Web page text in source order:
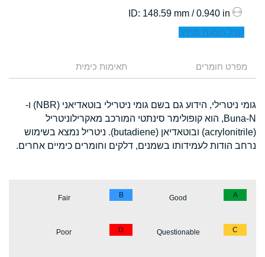
: 148.59 mm / 0.940 in
קבל הצעת מחיר
מפרט חומרים תאימות כימית
גומי ניטרילי, הידוע גם בשם גומי ניטרילי בוטאדיאני (NBR) ו-
Buna-N, הוא קופולימר סינתטי המורכב מאקרילוניטריל
(acrylonitrile) ובוטאדיאן (butadiene). ניטריל נמצא בשימוש
נרחב הודות לעמידותו בשמנים, דלקים וחומרים כימיים אחרים.
A
Good
B
Fair
C
Questionable
D
Poor